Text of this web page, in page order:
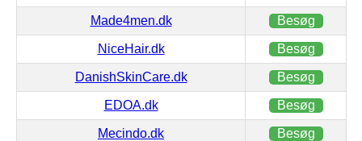
Made4men.dk Besøg
NiceHair.dk Besøg
DanishSkinCare.dk Besøg
EDOA.dk Besøg
Mecindo.dk Besøg